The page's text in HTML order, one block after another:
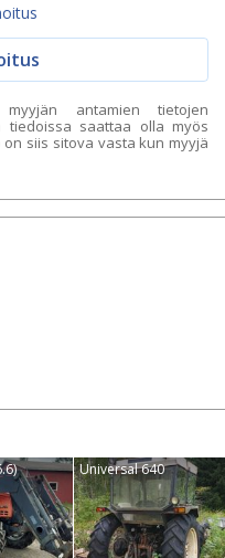
antamien tietojen
tiedoissa saattaa olla myös
siis sitova vasta kun myyjä
Universal 640